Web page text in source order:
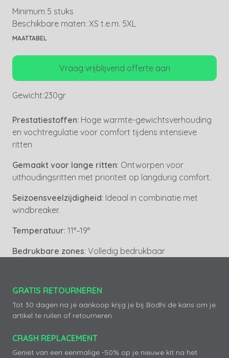
Minimum 5 stuks
Beschikbare maten: XS t.e.m. 5XL
MAATTABEL
Vraag vrijblijvend offerte aan
Gewicht:230gr
Prestatiestoffen: Hoge warmte-gewichtsverhouding
en vochtregulatie voor comfort tijdens intensieve
ritten
Gemaakt voor lange ritten: Ontworpen voor
uithoudingsritten met prioriteit op langdurig comfort.
Seizoensveelzijdigheid: Ideaal in combinatie met
windbreaker.
Temperatuur: 11°–19°
Bedrukbare zones: Volledig bedrukbaar
GRATIS RETOURNEREN
Tot 30 dagen na je aankoop krijg je bij Bodhi de kans om je
artikel te ruilen of retourneren.
CRASH REPLACEMENT
Geniet van een eenmalige -50% op je nieuwe kit na het